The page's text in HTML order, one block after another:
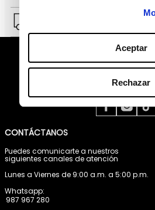
Aceptar
Rechazar
CONTÁCTANOS
Puedes comunicarte a nuestros
siguientes canales de atención
Lunes a Viernes de 9:00 a.m. a 5:00 p.m.
Whatsapp:
987 967 280